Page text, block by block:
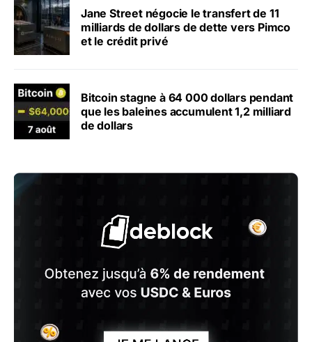
Jane Street négocie le transfert de 11
milliards de dollars de dette vers Pimco
et le crédit privé
Bitcoin stagne à 64 000 dollars pendant
que les baleines accumulent 1,2 milliard
de dollars